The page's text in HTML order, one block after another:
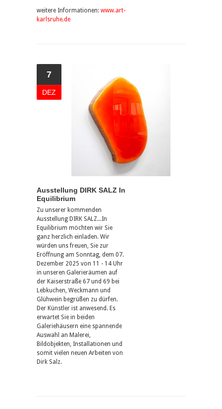
weitere Informationen: www.art-
karlsruhe.de
7
DEZ
Ausstellung DIRK SALZ In
Equilibrium
Zu unserer kommenden
Ausstellung DIRK SALZ...In
Equilibrium möchten wir Sie
ganz herzlich einladen. Wir
würden uns freuen, Sie zur
Eröffnung am Sonntag, dem 07.
Dezember 2025 von 11 - 14 Uhr
in unseren Galerieräumen auf
der Kaiserstraße 67 und 69 bei
Lebkuchen, Weckmann und
Glühwein begrüßen zu dürfen.
Der Künstler ist anwesend. Es
erwartet Sie in beiden
Galeriehäusern eine spannende
Auswahl an Malerei,
Bildobjekten, Installationen und
somit vielen neuen Arbeiten von
Dirk Salz.